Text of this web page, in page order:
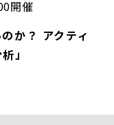
開催
か？ アクティ
」